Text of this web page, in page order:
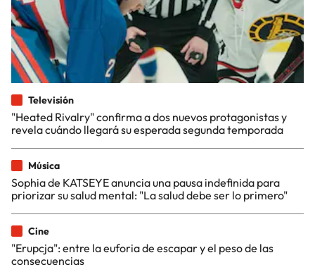
Televisión
"Heated Rivalry" confirma a dos nuevos protagonistas y
revela cuándo llegará su esperada segunda temporada
Música
Sophia de KATSEYE anuncia una pausa indefinida para
priorizar su salud mental: "La salud debe ser lo primero"
Cine
"Erupcja": entre la euforia de escapar y el peso de las
consecuencias